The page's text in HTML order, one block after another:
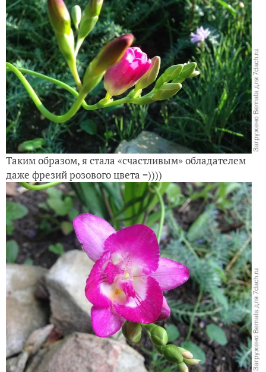
Таким образом, я стала «счастливым» обладателем
даже фрезий розового цвета =))))